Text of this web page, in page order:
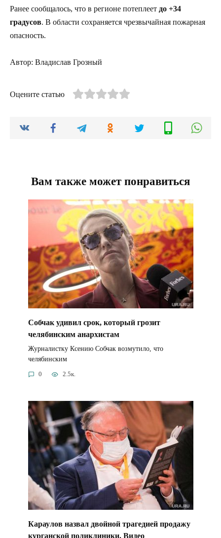
Ранее сообщалось, что в регионе потеплеет до +34
градусов. В области сохраняется чрезвычайная пожарная
опасность.
Автор: Владислав Грозный
Оцените статью
Вам также может понравиться
Собчак удивил срок, который грозит
челябинским анархистам
Журналистку Ксению Собчак возмутило, что
челябинским
0 2.5к.
Караулов назвал двойной трагедией продажу
курганской поликлиники. Видео